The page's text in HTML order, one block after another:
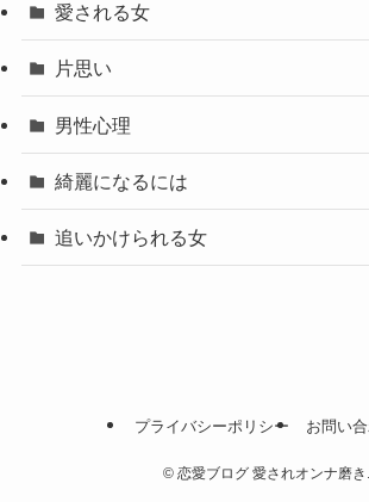
愛される女
片思い
男性心理
綺麗になるには
追いかけられる女
プライバシーポリシー お問い
© 恋愛ブログ 愛されオンナ磨き.